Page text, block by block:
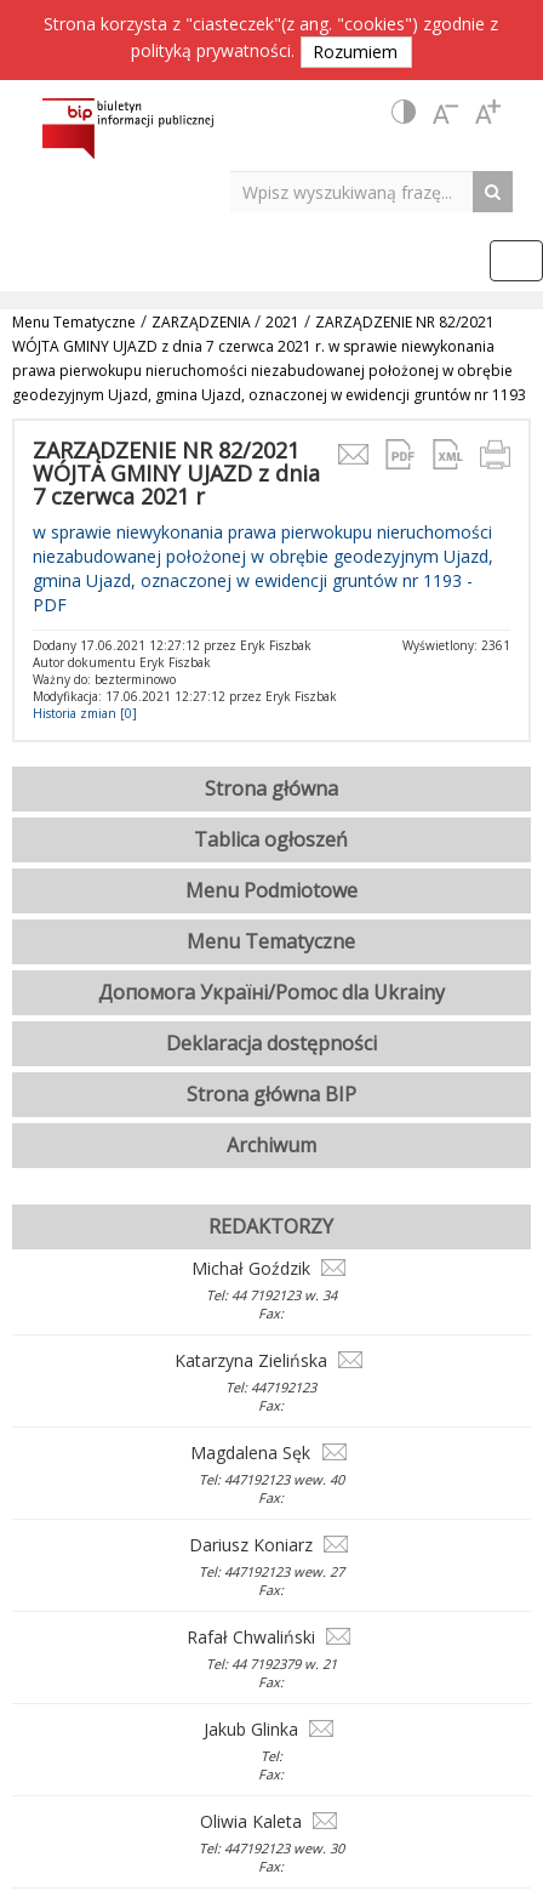
Strona korzysta z "ciasteczek"(z ang. "cookies") zgodnie z
polityką prywatności. Rozumiem
Menu Tematyczne / ZARZĄDZENIA/ 2021 / ZARZĄDZENIE NR 82/2021
WÓJTA GMINY UJAZD z dnia 7 czerwca 2021 r. w sprawie niewykonania
prawa pierwokupu nieruchomości niezabudowanej położonej w obrębie
geodezyjnym Ujazd, gmina Ujazd, oznaczonej w ewidencji gruntów nr 1193
ZARZĄDZENIE NR 82/2021
WÓJTA GMINY UJAZD z dnia
7 czerwca 2021 r
w sprawie niewykonania prawa pierwokupu nieruchomości
niezabudowanej położonej w obrębie geodezyjnym Ujazd,
gmina Ujazd, oznaczonej w ewidencji gruntów nr 1193 -
PDF
Wyświetlony: 2361
Dodany 17.06.2021 12:27:12 przez Eryk Fiszbak
Autor dokumentu Eryk Fiszbak
Ważny do: bezterminowo
Modyfikacja: 17.06.2021 12:27:12 przez Eryk Fiszbak
Historia zmian [0]
Strona główna
Tablica ogłoszeń
Menu Podmiotowe
Menu Tematyczne
Допомога Україні/Pomoc dla Ukrainy
Deklaracja dostępności
Strona główna BIP
Archiwum
REDAKTORZY
Michał Goździk
Tel: 44 7192123 w. 34
Fax:
Katarzyna Zielińska
Tel: 447192123
Fax:
Magdalena Sęk
Tel: 447192123 wew. 40
Fax:
Dariusz Koniarz
Tel: 447192123 wew. 27
Fax:
Rafał Chwaliński
Tel: 44 7192379 w. 21
Fax:
Jakub Glinka
Tel:
Fax:
Oliwia Kaleta
Tel: 447192123 wew. 30
Fax: